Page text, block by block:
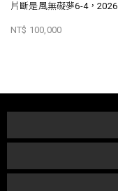
片斷是風無礙夢6-4，2026
NT$ 100,000